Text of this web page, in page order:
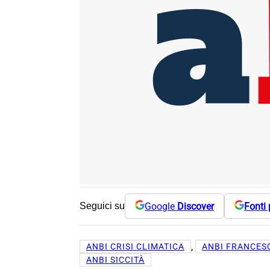
Seguici su Google Discover Fonti
ANBI CRISI CLIMATICA , ANBI
ANBI SICCITÀ